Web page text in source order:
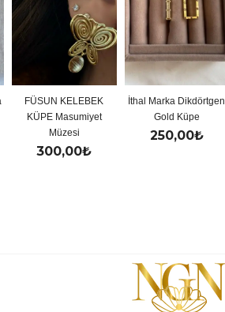
FÜSUN KELEBEK
KÜPE Masumiyet
Müzesi
300,00₺
İthal Marka Dikdörtgen
Gold Küpe
250,00₺